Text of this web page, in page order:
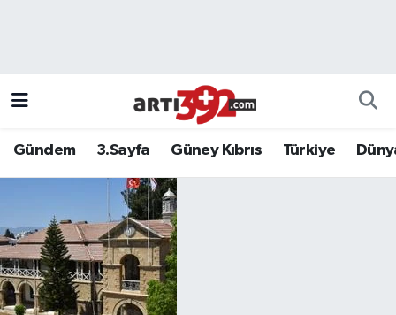
Gündem 3.Sayfa Güney Kıbrıs Türkiye